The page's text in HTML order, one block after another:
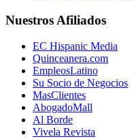
Nuestros Afiliados
EC Hispanic Media
Quinceanera.com
EmpleosLatino
Su Socio de Negocios
MasClientes
AbogadoMall
Al Borde
Vivela Revista